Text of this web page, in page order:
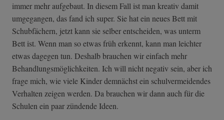
immer mehr aufgebaut. In diesem Fall ist man kreativ damit
umgegangen, das fand ich super. Sie hat ein neues Bett mit
Schubfächern, jetzt kann sie selber entscheiden, was unterm
Bett ist. Wenn man so etwas früh erkennt, kann man leichter
etwas dagegen tun. Deshalb brauchen wir einfach mehr
Behandlungsmöglichkeiten. Ich will nicht negativ sein, aber ich
frage mich, wie viele Kinder demnächst ein schulvermeidendes
Verhalten zeigen werden. Da brauchen wir dann auch für die
Schulen ein paar zündende Ideen.